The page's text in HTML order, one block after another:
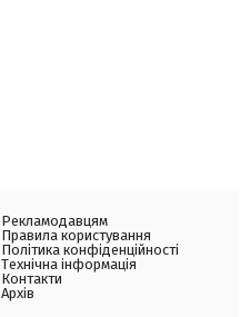
Рекламодавцям
Правила користування
Політика конфіденційності
Технічна інформація
Контакти
Архів